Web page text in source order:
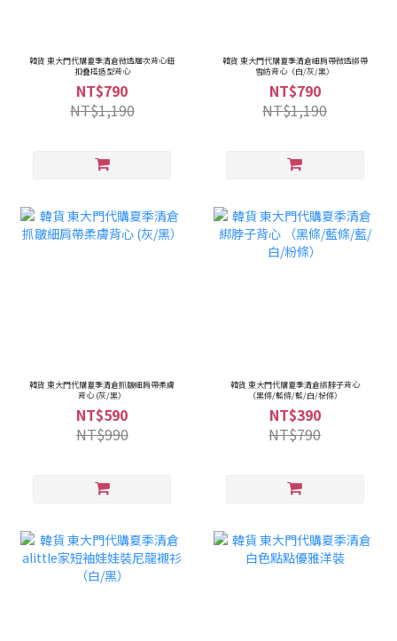
韓貨 東大門代購夏季清倉微透層次背心鈕
扣疊搭造型背心
NT$790
NT$1,190
韓貨 東大門代購夏季清倉細肩帶微透綁帶
雪紡背心（白/灰/黑）
NT$790
NT$1,190
韓貨 東大門代購夏季清倉抓皺細肩帶柔膚
背心 (灰/黑）
NT$590
NT$990
韓貨 東大門代購夏季清倉綁脖子背心
（黑條/藍條/藍/白/粉條）
NT$390
NT$790